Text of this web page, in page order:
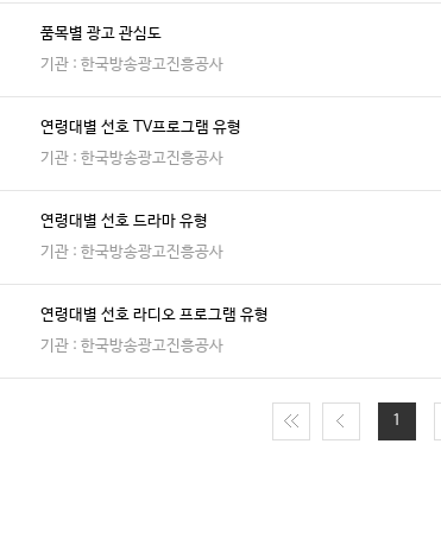
품목별 광고 관심도
기관 : 한국방송광고진흥공사
연령대별 선호 TV프로그램 유형
기관 : 한국방송광고진흥공사
연령대별 선호 드라마 유형
기관 : 한국방송광고진흥공사
연령대별 선호 라디오 프로그램 유형
기관 : 한국방송광고진흥공사
1